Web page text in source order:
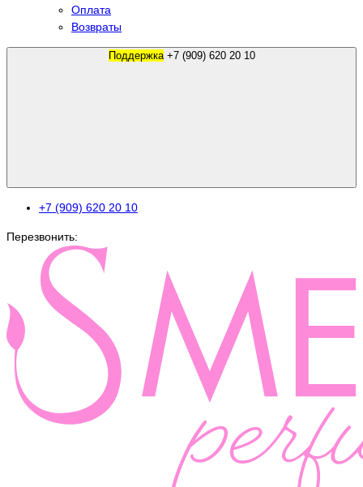
Оплата
Возвраты
Поддержка +7 (909) 620 20 10
+7 (909) 620 20 10
Перезвонить: